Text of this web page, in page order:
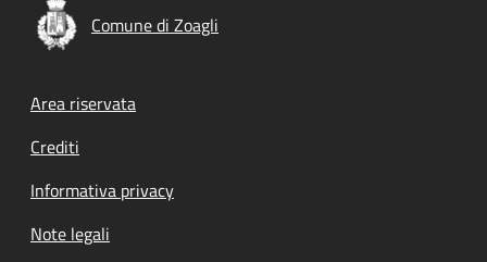
Comune di Zoagli
Footer menu
Area riservata
Crediti
Informativa privacy
Note legali